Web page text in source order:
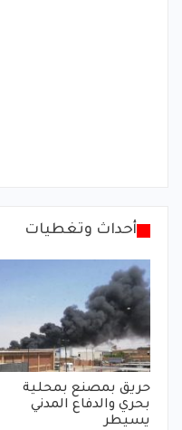
أحداث وتغطيات
حريق بمصنع بمحلية
بحري والدفاع المدني
يسيطر